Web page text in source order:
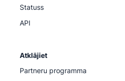
Statuss
API
Atklājiet
Partneru programma